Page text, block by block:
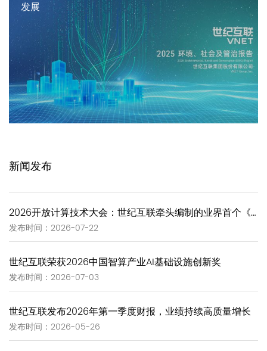
发展
新闻发布
发布时间：2026-07-22
世纪互联荣获2026中国智算产业AI基础设施创新奖
发布时间：2026-07-03
世纪互联发布2026年第一季度财报，业绩持续高质量增长
发布时间：2026-05-26